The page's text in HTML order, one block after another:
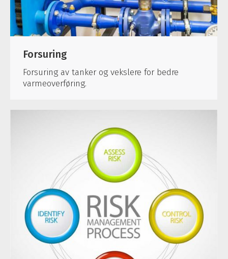
Forsuring
Forsuring av tanker og vekslere for bedre
varmeoverføring.